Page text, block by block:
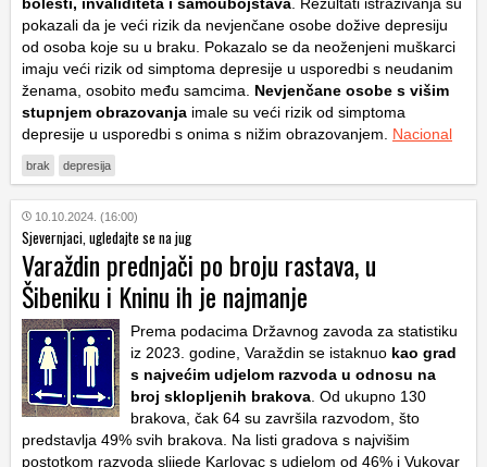
pokazali da je veći rizik da nevjenčane osobe dožive depresiju
od osoba koje su u braku. Pokazalo se da neoženjeni muškarci
imaju veći rizik od simptoma depresije u usporedbi s neudanim
ženama, osobito među samcima. Nevjenčane osobe s višim
stupnjem obrazovanja imale su veći rizik od simptoma
depresije u usporedbi s onima s nižim obrazovanjem. Nacional
brak depresija
10.10.2024. (16:00)
Sjevernjaci, ugledajte se na jug
Varaždin prednjači po broju rastava, u
Šibeniku i Kninu ih je najmanje
Prema podacima Državnog zavoda za statistiku
iz 2023. godine, Varaždin se istaknuo kao grad
s najvećim udjelom razvoda u odnosu na
broj sklopljenih brakova . Od ukupno 130
brakova, čak 64 su završila razvodom, što
predstavlja 49% svih brakova. Na listi gradova s najvišim
postotkom razvoda slijede Karlovac s udjelom od 46% i Vukovar